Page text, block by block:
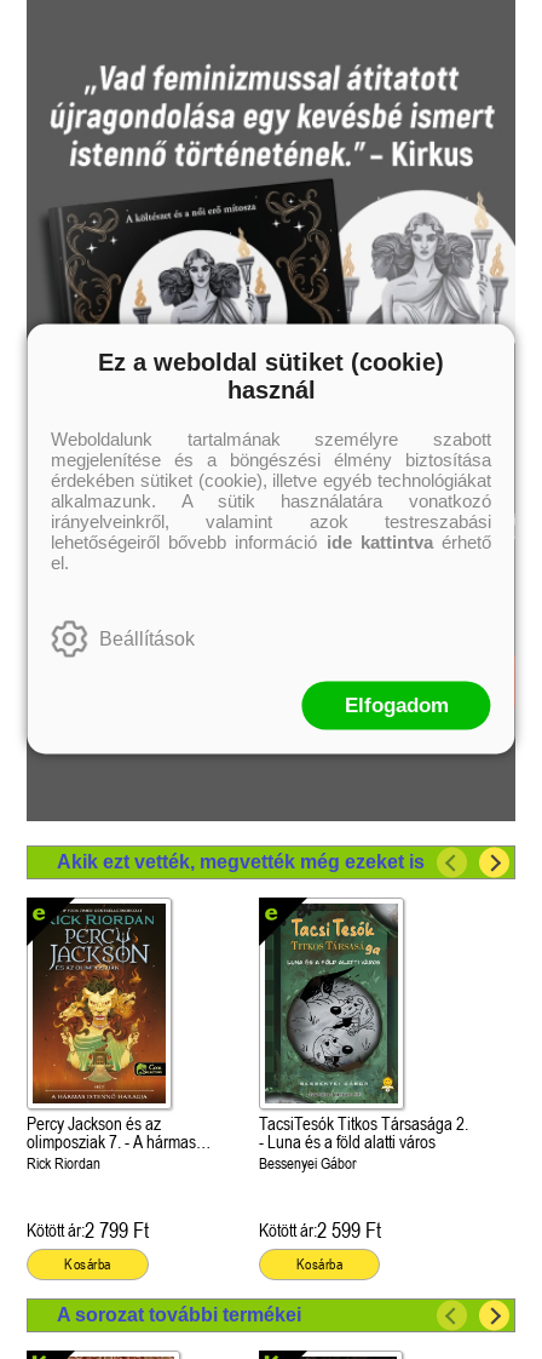
Akik ezt vették, megvették még ezeket is
Percy Jackson és az
olimposziak 7. - A hármas
istennő haragja
Rick Riordan
Kötött ár:2 799 Ft
Kosárba
TacsiTesók Titkos Társasága 2.
- Luna és a föld alatti város
Bessenyei Gábor
Kötött ár:2 599 Ft
Kosárba
A sorozat további termékei
Ez a weboldal sütiket (cookie)
használ
Weboldalunk tartalmának személyre szabott
megjelenítése és a böngészési élmény biztosítása
érdekében sütiket (cookie), illetve egyéb technológiákat
alkalmazunk. A sütik használatára vonatkozó
irányelveinkről, valamint azok testreszabási
lehetőségeiről bővebb információ ide kattintvaérhető
el.
Beállítások
Elfogadom